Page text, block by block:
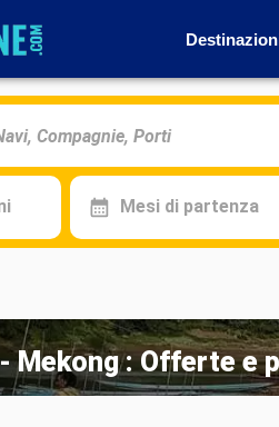
Mesi di partenza
Mekong : Offerte e